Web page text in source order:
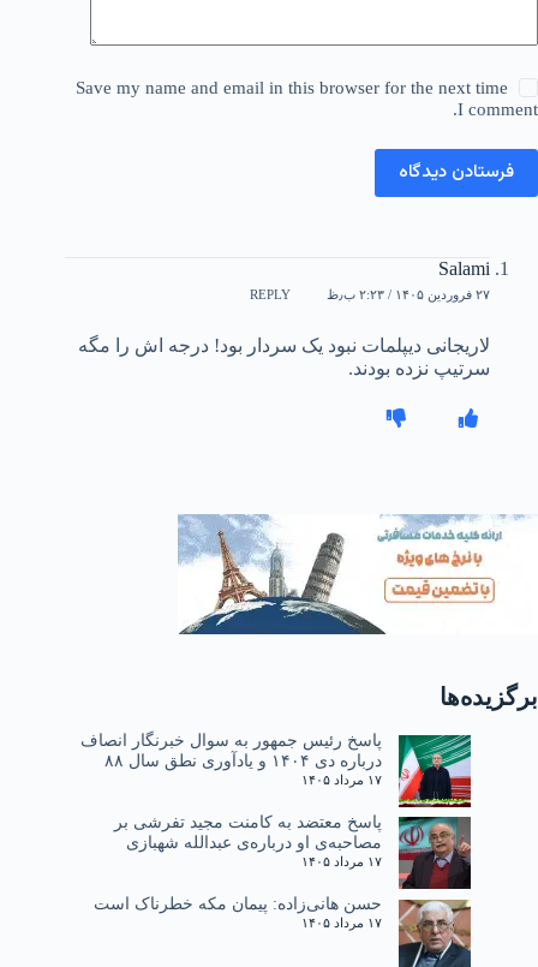
Save my name and email in this browser for the next time
I comment.
فرستادن دیدگاه
Salami
۲۷ فروردین ۱۴۰۵ / ۲:۲۳ ب٫ظ REPLY
لاریجانی دیپلمات نبود یک سردار بود! درجه اش را مگه
سرتیپ نزده بودند.
برگزیده‌ها
پاسخ رئیس جمهور به سوال خبرنگار انصاف
درباره دی ۱۴۰۴ و یادآوری نطق سال ۸۸
۱۷ مرداد ۱۴۰۵
پاسخ معتضد به کامنت مجید تفرشی بر
مصاحبه‌ی او درباره‌ی عبدالله شهبازی
۱۷ مرداد ۱۴۰۵
حسن هانی‌زاده: پیمان مکه خطرناک است
۱۷ مرداد ۱۴۰۵